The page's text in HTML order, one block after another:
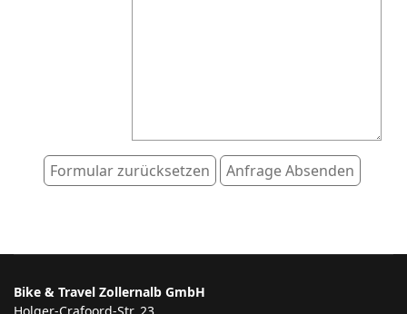
Honeypot, bitte lassen Sie dieses Feld leer
Bike & Travel Zollernalb GmbH